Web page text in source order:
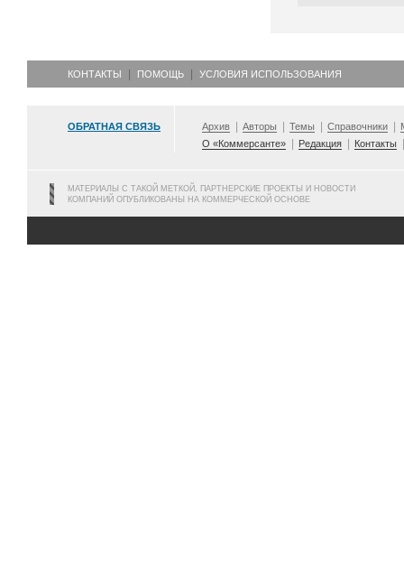
КОНТАКТЫ ПОМОЩЬ УСЛОВИЯ ИСПОЛЬЗОВАНИЯ
ОБРАТНАЯ СВЯЗЬ Архив Авторы Темы Справочники
О «Коммерсанте»
Редакция Контакты
МАТЕРИАЛЫ С ТАКОЙ МЕТКОЙ, ПАРТНЕРСКИЕ ПРОЕКТЫ И НОВОСТИ
КОМПАНИЙ ОПУБЛИКОВАНЫ НА КОММЕРЧЕСКОЙ ОСНОВЕ